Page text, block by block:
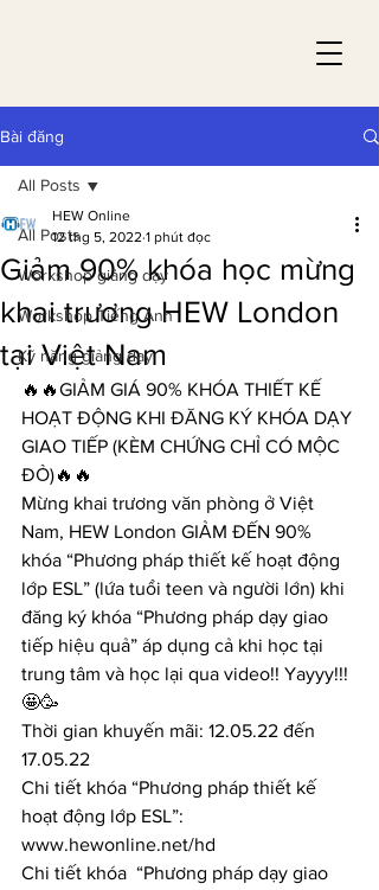
Bài đăng
All Posts
Workshop giảng dạy
Workshop Tiếng Anh
Kỹ năng giảng dạy
All Posts
Giảm 90% khóa học mừng
khai trương HEW London
tại Việt Nam
HEW Online
12 thg 5, 2022 1 phút đọc
🔥🔥GIẢM GIÁ 90% KHÓA THIẾT KẾ
HOẠT ĐỘNG KHI ĐĂNG KÝ KHÓA DẠY
GIAO TIẾP (KÈM CHỨNG CHỈ CÓ MỘC
ĐỎ)🔥🔥
Mừng khai trương văn phòng ở Việt
Nam, HEW London GIẢM ĐẾN 90%
khóa “Phương pháp thiết kế hoạt động
lớp ESL” (lứa tuổi teen và người lớn) khi
đăng ký khóa “Phương pháp dạy giao
tiếp hiệu quả” áp dụng cả khi học tại
trung tâm và học lại qua video!! Yayyy!!!
🤩🥳
Thời gian khuyến mãi: 12.05.22 đến
17.05.22
Chi tiết khóa “Phương pháp thiết kế
hoạt động lớp ESL”:
www.hewonline.net/hd
Chi tiết khóa  “Phương pháp dạy giao